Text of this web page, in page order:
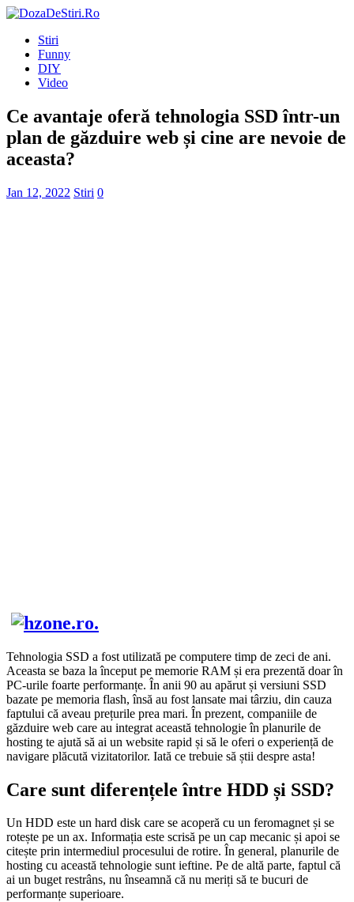
Stiri
Funny
DIY
Video
Ce avantaje oferă tehnologia SSD într-un
plan de găzduire web și cine are nevoie de
aceasta?
Jan 12, 2022 Stiri 0
Tehnologia SSD a fost utilizată pe computere timp de zeci de ani.
Aceasta se baza la început pe memorie RAM și era prezentă doar în
PC-urile foarte performanțe. În anii 90 au apărut și versiuni SSD
bazate pe memoria flash, însă au fost lansate mai târziu, din cauza
faptului că aveau prețurile prea mari. În prezent, companiile de
găzduire web care au integrat această tehnologie în planurile de
hosting te ajută să ai un website rapid și să le oferi o experiență de
navigare plăcută vizitatorilor. Iată ce trebuie să știi despre asta!
Care sunt diferențele între HDD și SSD?
Un HDD este un hard disk care se acoperă cu un feromagnet și se
rotește pe un ax. Informația este scrisă pe un cap mecanic și apoi se
citește prin intermediul procesului de rotire. În general, planurile de
hosting cu această tehnologie sunt ieftine. Pe de altă parte, faptul că
ai un buget restrâns, nu înseamnă că nu meriți să te bucuri de
performanțe superioare.